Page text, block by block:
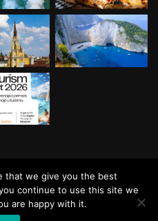
Travel, All Rights
that we give you the best
continue to use this site we
are happy with it.